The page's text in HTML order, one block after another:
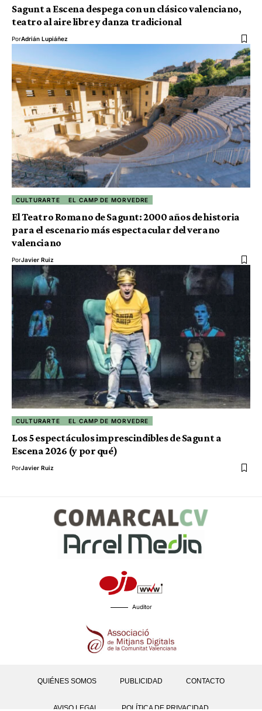
Sagunt a Escena despega con un clásico valenciano,
teatro al aire libre y danza tradicional
PorAdrián Lupiáñez
CULTURARTE EL CAMP DE MORVEDRE
El Teatro Romano de Sagunt: 2000 años de historia
para el escenario más espectacular del verano
valenciano
PorJavier Ruiz
CULTURARTE EL CAMP DE MORVEDRE
Los 5 espectáculos imprescindibles de Sagunt a
Escena 2026 (y por qué)
PorJavier Ruiz
Auditor
QUIÉNES SOMOS PUBLICIDAD CONTACTO
AVISO LEGAL POLÍTICA DE PRIVACIDAD